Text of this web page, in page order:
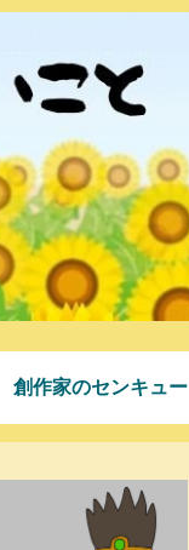
創作家のセンキュー